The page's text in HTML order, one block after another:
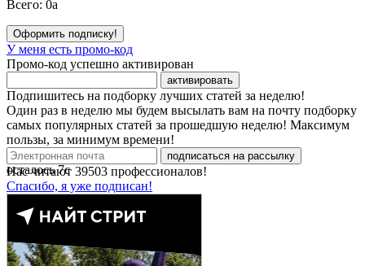
Всего: 0a
Оформить подписку!
У меня есть промо-код
Промо-код успешно активирован
активировать
Подпишитесь на подборку лучших статей за неделю!
Один раз в неделю мы будем высылать вам на почту подборку
самых популярных статей за прошедшую неделю! Максимум
пользы, за минимум времени!
подписаться на рассылку
Нас читают 39503 профессионалов!
Спасибо, я уже подписан!
осталось7с